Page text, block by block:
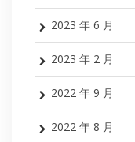
2023 年 6 月
2023 年 2 月
2022 年 9 月
2022 年 8 月